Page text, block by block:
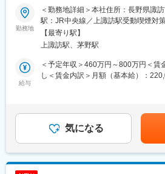
変更の範囲：会社の定める業務
グカンパニー】
【職務概要】
ライフルスコープ、双眼鏡の光学設
度・衝撃耐性等、独自のノウハウの詰
き、企画から開発、量産立ち上げま
す。
緻密な計算・知識をもとに、レンズ
す。解像度、耐久性、コストのバラ
気設計者と連携して一つの製品を作
勤務地
＜勤務地詳細＞本社住所：長野県諏
駅：JR中央線／上諏訪駅受動喫煙対
囲：会社の定める事業所
【最寄り駅】
上諏訪駅、茅野駅
給与
＜予定年収＞460万円～800万円＜賃
し＜賃金内訳＞月額（基本給）：
よりご相談させて頂きます。■昇給：
（7月、12月）※前年度賞与：4.4か月
計開発業務に対する技能手当の支給
であり、選考を通じて上下する可能
定手当を含めた表記です。
気になる